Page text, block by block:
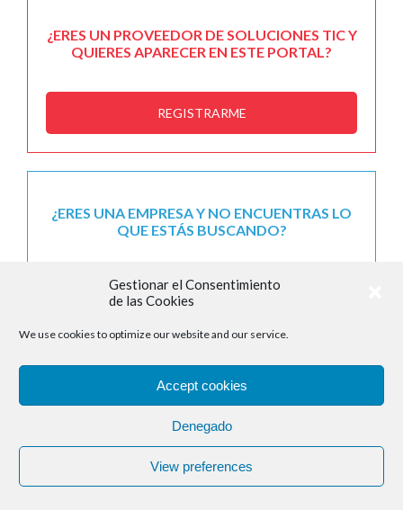
Gestionar el Consentimiento
de las Cookies
We use cookies to optimize our website and our service.
Accept cookies
Denegado
View preferences
¿ERES UN PROVEEDOR DE SOLUCIONES TIC Y
QUIERES APARECER EN ESTE PORTAL?
REGISTRARME
¿ERES UNA EMPRESA Y NO ENCUENTRAS LO
QUE ESTÁS BUSCANDO?
CONECTA CON UN ESPECIALISTA DE LA
CÁMARA
SUSCRÍBETE A NUESTRO NEWSLETTER